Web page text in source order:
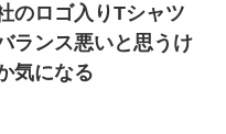
知らんわｗどうせ死ぬなら
ｗ
のロゴ入りTシャツ
ランス悪いと思うけ
気になる